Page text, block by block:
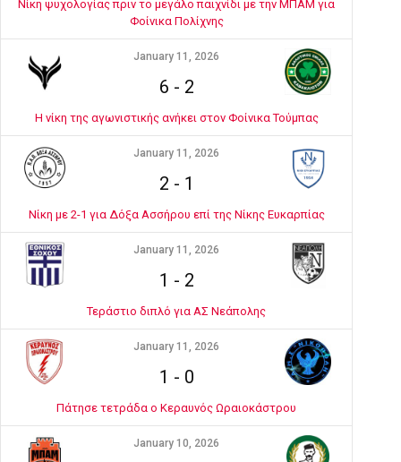
Νίκη ψυχολογίας πριν το μεγάλο παιχνίδι με την ΜΠΑΜ για
Φοίνικα Πολίχνης
January 11, 2026
6 - 2
Η νίκη της αγωνιστικής ανήκει στον Φοίνικα Τούμπας
January 11, 2026
2 - 1
Νίκη με 2-1 για Δόξα Ασσήρου επί της Νίκης Ευκαρπίας
January 11, 2026
1 - 2
Τεράστιο διπλό για ΑΣ Νεάπολης
January 11, 2026
1 - 0
Πάτησε τετράδα ο Κεραυνός Ωραιοκάστρου
January 10, 2026